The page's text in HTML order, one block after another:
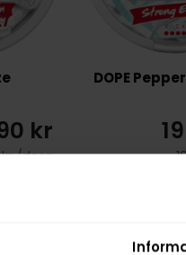
kr
kr /dosa
DOPE